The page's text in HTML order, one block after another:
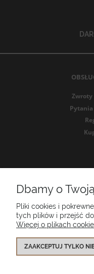
Zwroty
Dbamy o
Pliki cookies i
tych plików i przejść
Więcej o plikach
ZAAKCEPTUJ TYLKO